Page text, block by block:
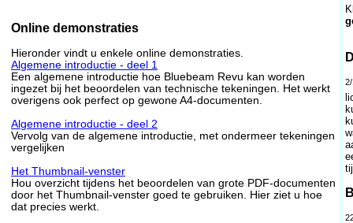
Online demonstraties
Hieronder vindt u enkele online demonstraties.
Algemene introductie - deel 1
Een algemene introductie hoe Bluebeam Revu kan worden
ingezet bij het beoordelen van technische tekeningen. Het werkt
overigens ook perfect op gewone A4-documenten.
Algemene introductie - deel 2
Vervolg van de algemene introductie, met ondermeer tekeningen
vergelijken
Het Thumbnail-venster
Hou overzicht tijdens het beoordelen van grote PDF-documenten
door het Thumbnail-venster goed te gebruiken. Hier ziet u hoe
dat precies werkt.